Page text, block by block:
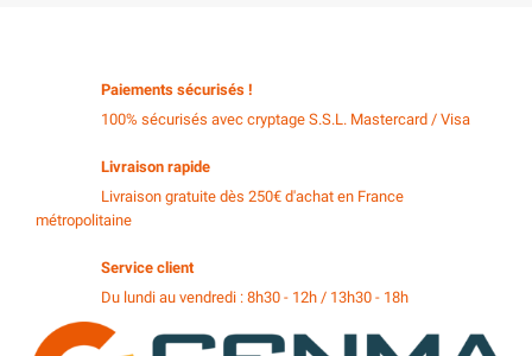
Paiements sécurisés !
100% sécurisés avec cryptage S.S.L. Mastercard / Visa
Livraison rapide
Livraison gratuite dès 250€ d'achat en France
métropolitaine
Service client
Du lundi au vendredi : 8h30 - 12h / 13h30 - 18h